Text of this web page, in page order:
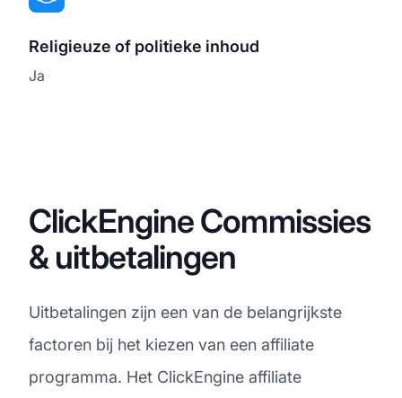
Religieuze of politieke inhoud
Ja
ClickEngine Commissies
& uitbetalingen
Uitbetalingen zijn een van de belangrijkste
factoren bij het kiezen van een affiliate
programma. Het ClickEngine affiliate